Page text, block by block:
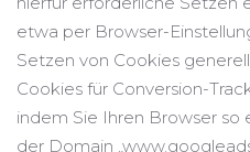
etwa per Browser-
Setzen von Cookies
Cookies für Conversion-
indem Sie Ihren Browser so
der Domain